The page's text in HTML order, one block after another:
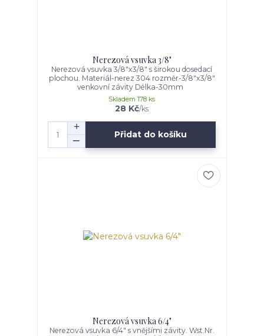
Nerezová vsuvka 3/8"
Nerezová vsuvka 3/8"x3/8" s širokou dosedací
plochou. Materiál-nerez 304 rozměr-3/8"x3/8"
venkovní závity Délka-30mm
28 Kč/ks
Skladem 178 ks
Přidat do košíku
Nerezová vsuvka 6/4"
Nerezová vsuvka 6/4" s vnějšími závity. Wst.Nr.